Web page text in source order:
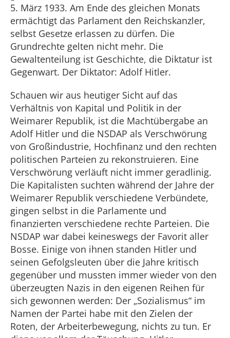
5. März 1933. Am Ende des gleichen Monats
ermächtigt das Parlament den Reichskanzler,
selbst Gesetze erlassen zu dürfen. Die
Grundrechte gelten nicht mehr. Die
Gewaltenteilung ist Geschichte, die Diktatur ist
Gegenwart. Der Diktator: Adolf Hitler.
Schauen wir aus heutiger Sicht auf das
Verhältnis von Kapital und Politik in der
Weimarer Republik, ist die Machtübergabe an
Adolf Hitler und die NSDAP als Verschwörung
von Großindustrie, Hochfinanz und den rechten
politischen Parteien zu rekonstruieren. Eine
Verschwörung verläuft nicht immer geradlinig.
Die Kapitalisten suchten während der Jahre der
Weimarer Republik verschiedene Verbündete,
gingen selbst in die Parlamente und
finanzierten verschiedene rechte Parteien. Die
NSDAP war dabei keineswegs der Favorit aller
Bosse. Einige von ihnen standen Hitler und
seinen Gefolgsleuten über die Jahre kritisch
gegenüber und mussten immer wieder von den
überzeugten Nazis in den eigenen Reihen für
sich gewonnen werden: Der „Sozialismus“ im
Namen der Partei habe mit den Zielen der
Roten, der Arbeiterbewegung, nichts zu tun. Er